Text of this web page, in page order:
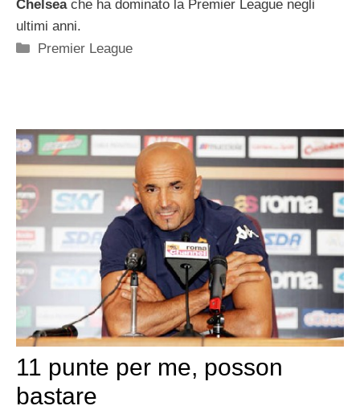
Chelseache ha dominato la Premier League negli
ultimi anni.
Categorie
Premier League
11 punte per me, posson
bastare